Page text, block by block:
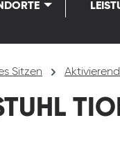
Sitzen